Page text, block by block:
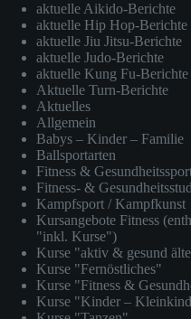
aktuelle Aikido-Berichte
aktuelle Hip Hop-Berichte
aktuelle Jiu Jitsu-Berichte
aktuelle Judo-Berichte
aktuelle Kung Fu-Berichte
Aktuelle Turn-Berichte
Aktuelles
Allgemein
Babys – Kinder – Familie
Ballsportarten
Fitness &
Fitness- &
Kampfsport / Kampfkunst
Kursangebote Fitness
"inkl. Kurse")
Kurse "aktiv & gesund
Kurse "Fernöstliches"
Kurse "Fitness &
Kurse "Kinder –